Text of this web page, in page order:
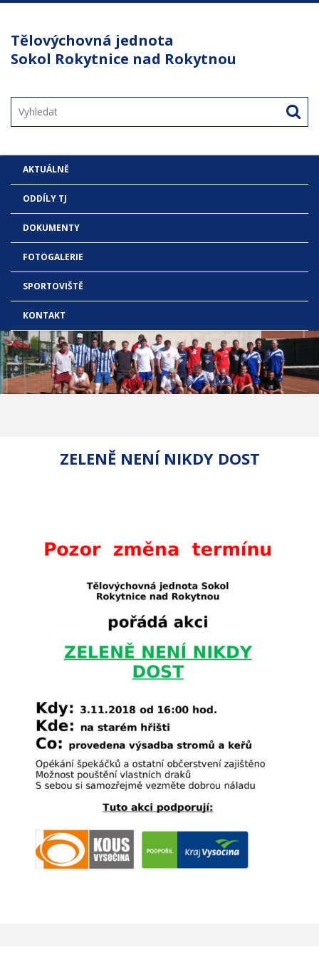
Tělovýchovná jednota
Sokol Rokytnice nad Rokytnou
AKTUÁLNĚ
ODDÍLY TJ
DOKUMENTY
FOTOGALERIE
SPORTOVIŠTĚ
KONTAKT
ZELENĚ NENÍ NIKDY DOST